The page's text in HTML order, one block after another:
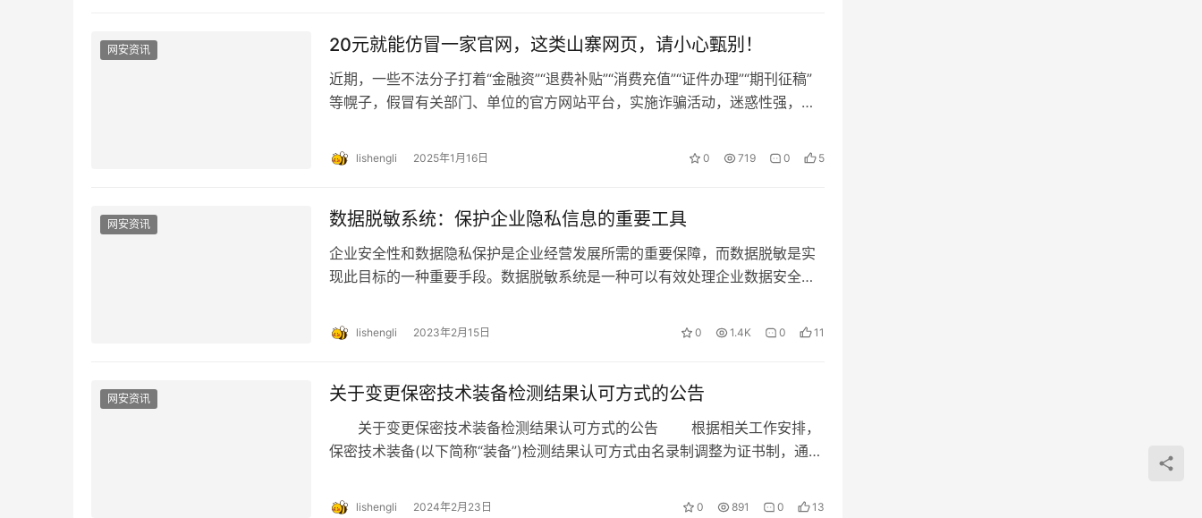
网安资讯 20元就能仿冒一家官网，这类山寨网页，请小心甄别！
近期，一些不法分子打着“金融资”“退费补贴”“消费充值”“证件办理”“期刊征稿”
等幌子，假冒有关部门、单位的官方网站平台，实施诈骗活动，迷惑性强，令
lishengli 2025年1月16日 0 719 0 5
网安资讯 数据脱敏系统：保护企业隐私信息的重要工具
企业安全性和数据隐私保护是企业经营发展所需的重要保障，而数据脱敏是实
现此目标的一种重要手段。数据脱敏系统是一种可以有效处理企业数据安全及
lishengli 2023年2月15日 0 1.4K 0 11
网安资讯 关于变更保密技术装备检测结果认可方式的公告
关于变更保密技术装备检测结果认可方式的公告 根据相关工作安排，
保密技术装备(以下简称“装备”)检测结果认可方式由名录制调整为证书制，通过
lishengli 2024年2月23日 0 891 0 13